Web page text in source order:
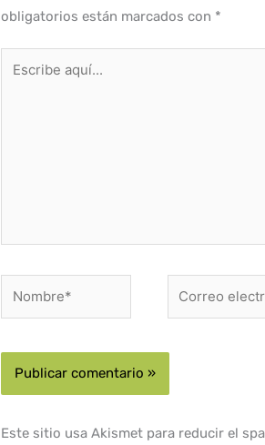
obligatorios están marcados con *
aquí...
electrónico*
Este sitio usa Akismet para reducir el